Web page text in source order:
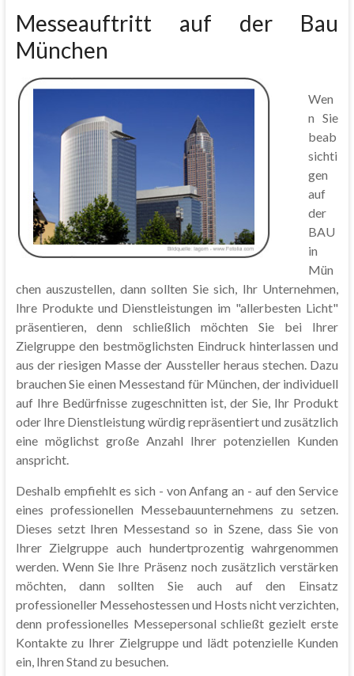
Messeauftritt auf der Bau
München
Wen
n Sie
beab
sichti
gen
auf
der
BAU
in
Mün
chen auszustellen, dann sollten Sie sich, Ihr Unternehmen,
Ihre Produkte und Dienstleistungen im "allerbesten Licht"
präsentieren, denn schließlich möchten Sie bei Ihrer
Zielgruppe den bestmöglichsten Eindruck hinterlassen und
aus der riesigen Masse der Aussteller heraus stechen. Dazu
brauchen Sie einen Messestand für München, der individuell
auf Ihre Bedürfnisse zugeschnitten ist, der Sie, Ihr Produkt
oder Ihre Dienstleistung würdig repräsentiert und zusätzlich
eine möglichst große Anzahl Ihrer potenziellen Kunden
anspricht.
Deshalb empfiehlt es sich - von Anfang an - auf den Service
eines professionellen Messebauunternehmens zu setzen.
Dieses setzt Ihren Messestand so in Szene, dass Sie von
Ihrer Zielgruppe auch hundertprozentig wahrgenommen
werden. Wenn Sie Ihre Präsenz noch zusätzlich verstärken
möchten, dann sollten Sie auch auf den Einsatz
professioneller Messehostessen und Hosts nicht verzichten,
denn professionelles Messepersonal schließt gezielt erste
Kontakte zu Ihrer Zielgruppe und lädt potenzielle Kunden
ein, Ihren Stand zu besuchen.